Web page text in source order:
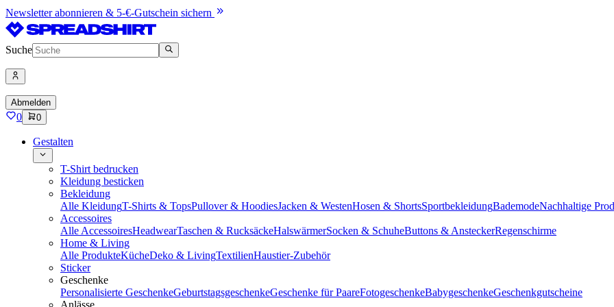
Newsletter abonnieren & 5-€-Gutschein sichern
Suche
Abmelden
0 0
Gestalten
T-Shirt bedrucken
Kleidung besticken
Bekleidung
Alle KleidungT-Shirts & TopsPullover & HoodiesJacken & WestenHosen & ShortsSportbekleidungBademodeNachhaltige
Accessoires
Alle AccessoiresHeadwearTaschen & RucksäckeHalswärmerSocken & SchuheButtons & AnsteckerRegenschirme
Home & Living
Alle ProdukteKücheDeko & LivingTextilienHaustier-Zubehör
Sticker
Geschenke
Personalisierte GeschenkeGeburtstagsgeschenkeGeschenke für PaareFotogeschenkeBabygeschenkeGeschenkgutscheine